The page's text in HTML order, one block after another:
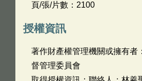
頁/張/片數：2100
授權資訊
著作財產權管理機關或擁有者
督管理委員會